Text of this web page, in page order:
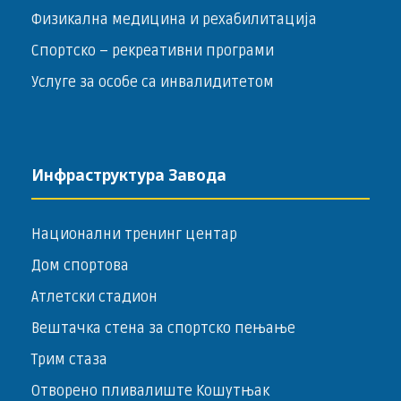
Физикална медицина и рехабилитација
Спортско – ­рекреативни програми
Услуге за особе са инвалидитетом
Инфраструктура Завода
Национални тренинг центар
Дом спортова
Атлетски стадион
Вештачка стена за спортско пењање
Трим стаза
Отворено пливалиште Кошутњак